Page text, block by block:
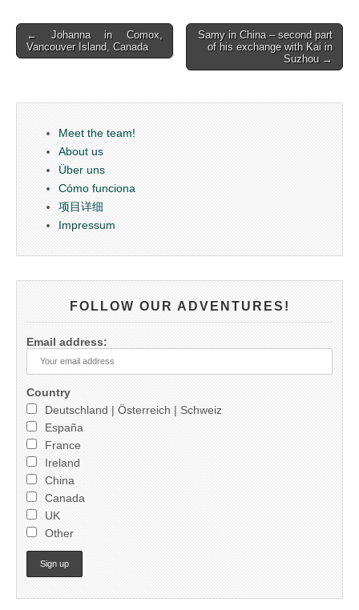
Post
navigation
← Johanna in Comox,
Vancouver Island, Canada
Samy in China – second part
of his exchange with Kai in
Suzhou →
Meet the team!
About us
Über uns
Cómo funciona
项目详细
Impressum
FOLLOW OUR ADVENTURES!
Email address:
Country
Deutschland | Österreich | Schweiz
España
France
Ireland
China
Canada
UK
Other